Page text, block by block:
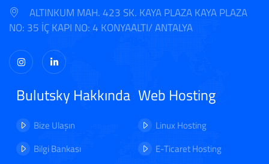
ALTINKUM MAH. 423 SK. KAYA PLAZA KAYA PLAZA
NO: 35 İÇ KAPI NO: 4 KONYAALTI/ ANTALYA
Bulutsky Hakkında
Bize Ulaşın
Bilgi Bankası
Web Hosting
Linux Hosting
E-Ticaret Hosting